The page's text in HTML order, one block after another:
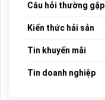
Câu hỏi thường gặp
Kiến thức hải sản
Tin khuyến mãi
Tin doanh nghiệp